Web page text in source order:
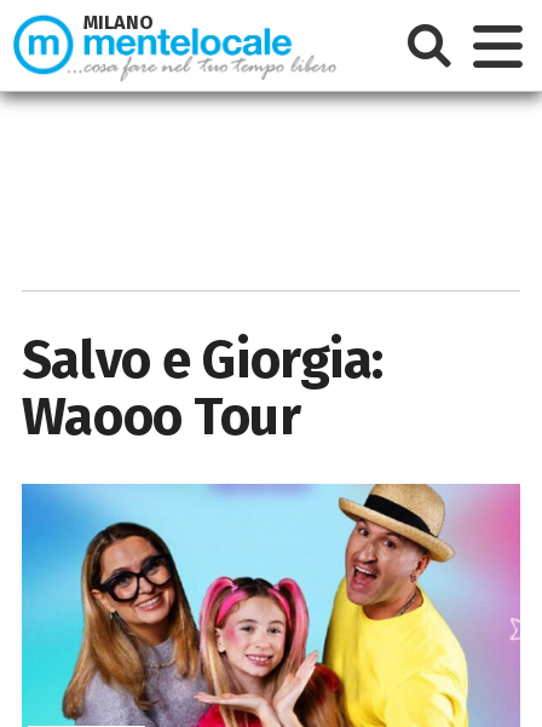
Salvo e Giorgia:
Waooo Tour
MILANO